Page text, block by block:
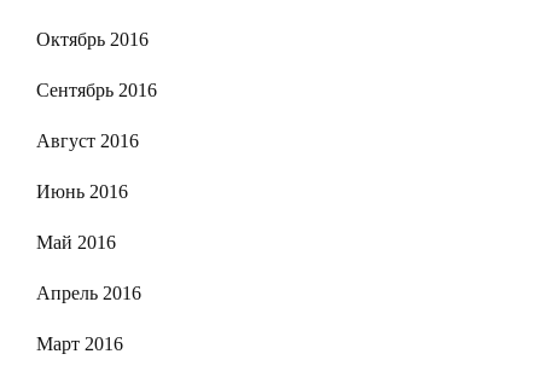
Октябрь 2016
Сентябрь 2016
Август 2016
Июнь 2016
Май 2016
Апрель 2016
Март 2016